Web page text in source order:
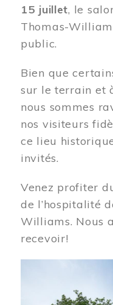
15 juillet, le
Thomas-
public.
Bien que
sur le terrain et
nous sommes
nos visiteurs
ce lieu
invités.
Venez profiter
de l’hospitalité
Williams. Nous
recevoir!